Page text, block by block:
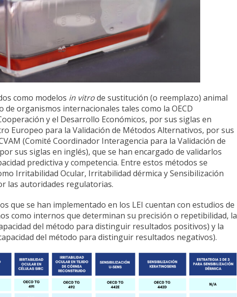
como modelos in vitrode sustitución (o reemplazo) animal
de organismos internacionales tales como la OECD
y el Desarrollo Económicos, por sus siglas en
Europeo para la Validación de Métodos Alternativos, por sus
(Comité Coordinador Interagencia para la Validación de
sus siglas en inglés), que se han encargado de validarlos
predictiva y competencia. Entre estos métodos se
Irritabilidad Ocular, Irritabilidad dérmica y Sensibilización
las autoridades regulatorias.
que se han implementado en los LEI cuentan con estudios de
como internos que determinan su precisión o repetibilidad, la
del método para distinguir resultados positivos) y la
del método para distinguir resultados negativos).